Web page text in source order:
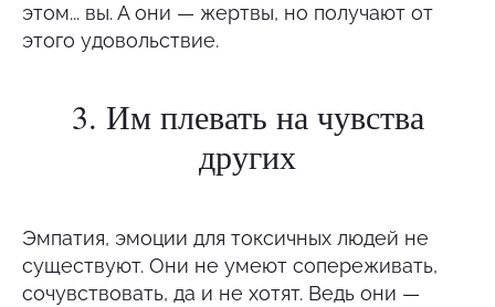
этом... вы. А они — жертвы, но получают от
этого удовольствие.
3. Им плевать на чувства
других
Эмпатия, эмоции для токсичных людей не
существуют. Они не умеют сопереживать,
сочувствовать, да и не хотят. Ведь они —